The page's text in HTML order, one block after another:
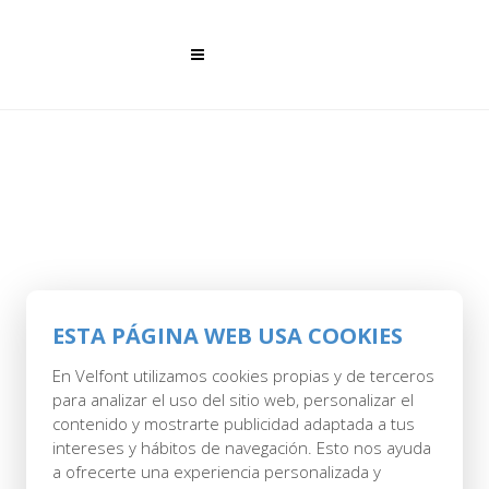
ESTA PÁGINA WEB USA COOKIES
En Velfont utilizamos cookies propias y de terceros
para analizar el uso del sitio web, personalizar el
contenido y mostrarte publicidad adaptada a tus
intereses y hábitos de navegación. Esto nos ayuda
a ofrecerte una experiencia personalizada y
28 MAREDREDON
NORDICO BICOLOR
Posted at 11:02hin bySavel
0 Comments